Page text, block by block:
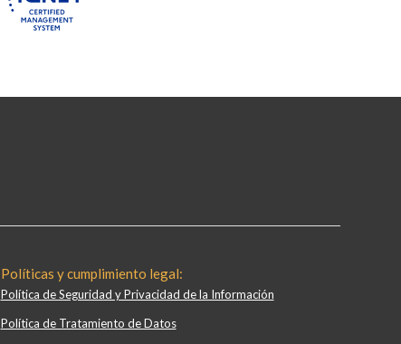
Políticas y cumplimiento legal:
Política de Seguridad y Privacidad de la Información
Política de Tratamiento de Datos